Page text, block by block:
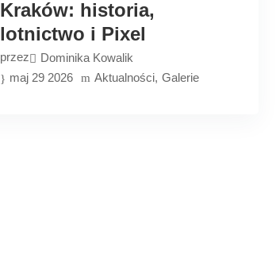
Kraków: historia,
lotnictwo i Pixel
przez
Dominika Kowalik
maj 29 2026
Aktualności Galerie